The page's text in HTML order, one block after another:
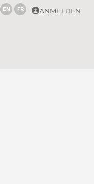
EN FR ANMELDEN